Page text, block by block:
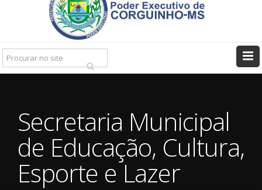
Pesquisar:
Secretaria Municipal
de Educação, Cultura,
Esporte e Lazer